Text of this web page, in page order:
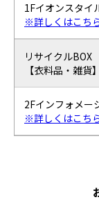
1Fイオンスタ
※詳しくはこち
リサイクルBOX
【衣料品・雑貨】
2Fインフォメ
※詳しくはこち